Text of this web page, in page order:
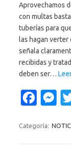
Aprovechamos
con multas
tuberías para
las hagan verter
señala
recibidas y
deben ser…
Fa
e
M
Categoría: